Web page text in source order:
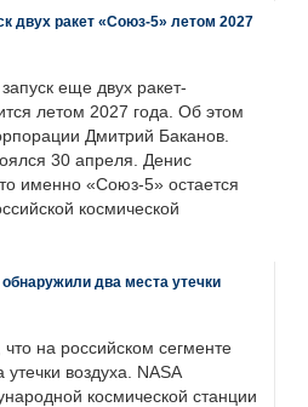
двух ракет «Союз-5» летом 2027
еще двух ракет-
летом 2027 года. Об этом
Дмитрий Баканов.
30 апреля. Денис
именно «Союз-5» остается
космической
два места утечки
на российском сегменте
воздуха. NASA
космической станции